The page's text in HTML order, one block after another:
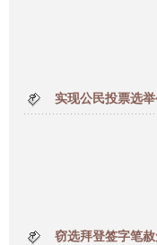
实现公民投票选
窃选拜登签字笔